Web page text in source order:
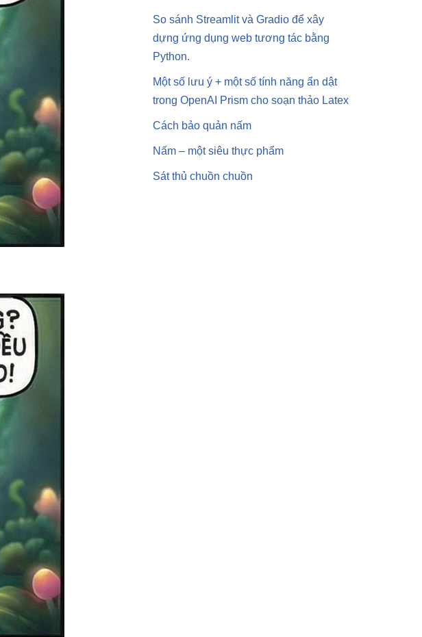
So sánh Streamlit và Gradio để xây
dựng ứng dụng web tương tác bằng
Python.
Một số lưu ý + một số tính năng ẩn dật
trong OpenAI Prism cho soạn thảo Latex
Cách bảo quản nấm
Nấm – một siêu thực phẩm
Sát thủ chuồn chuồn